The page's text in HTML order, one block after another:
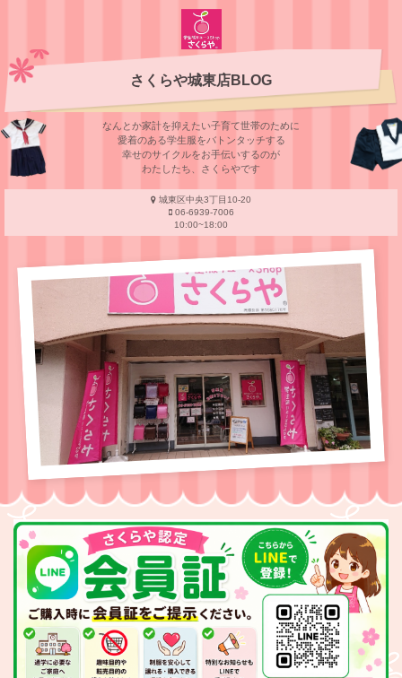
さくらや城東店BLOG
なんとか家計を抑えたい子育て世帯のために
愛着のある学⽣服をバトンタッチする
幸せのサイクルをお⼿伝いするのが
わたしたち、さくらやです
城東区中央3丁目10-20
06-6939-7006
10:00~18:00